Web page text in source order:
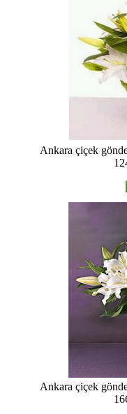
Ankara çiçek
Ankara çiçek